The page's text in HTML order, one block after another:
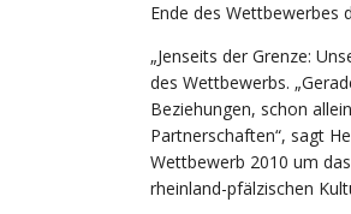
Ende des Wettbewerbes
„Jenseits der Grenze:
des Wettbewerbs.
Beziehungen, schon
Partnerschaften“, sagt
Wettbewerb 2010 um
rheinland-pfälzischen